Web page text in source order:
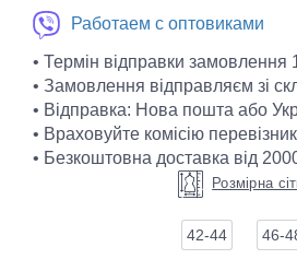
Работаем с оптовиками
• Термін відправки замовлення
• Замовлення відправляєм зі
• Відправка: Нова пошта або
• Враховуйте комісію
• Безкоштовна доставка від
Розмірна
42-44 46-